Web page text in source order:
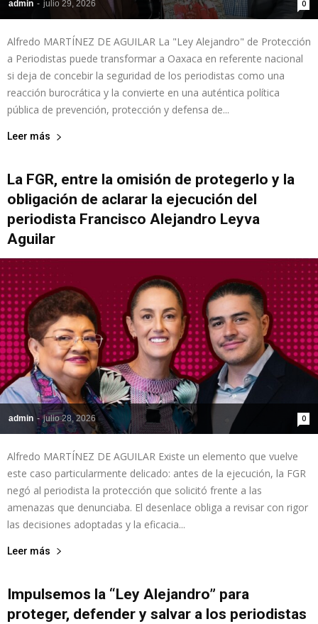
admin - julio 29, 2026 0
Alfredo MARTÍNEZ DE AGUILAR La "Ley Alejandro" de Protección
a Periodistas puede transformar a Oaxaca en referente nacional
si deja de concebir la seguridad de los periodistas como una
reacción burocrática y la convierte en una auténtica política
pública de prevención, protección y defensa de...
Leer más
La FGR, entre la omisión de protegerlo y la
obligación de aclarar la ejecución del
periodista Francisco Alejandro Leyva
Aguilar
admin - julio 28, 2026 0
Alfredo MARTÍNEZ DE AGUILAR Existe un elemento que vuelve
este caso particularmente delicado: antes de la ejecución, la FGR
negó al periodista la protección que solicitó frente a las
amenazas que denunciaba. El desenlace obliga a revisar con rigor
las decisiones adoptadas y la eficacia...
Leer más
Impulsemos la “Ley Alejandro” para
proteger, defender y salvar a los periodistas